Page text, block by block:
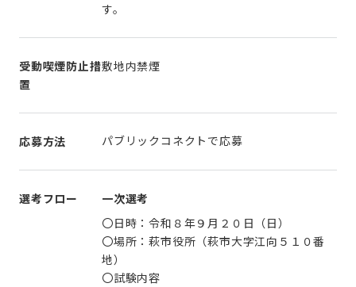
受動喫煙防止措
置
敷地内禁煙
応募方法 パブリックコネクトで応募
選考フロー
一次選考
〇日時：令和８年９月２０日（日）
〇場所：萩市役所（萩市大字江向５１０番
地）
〇試験内容